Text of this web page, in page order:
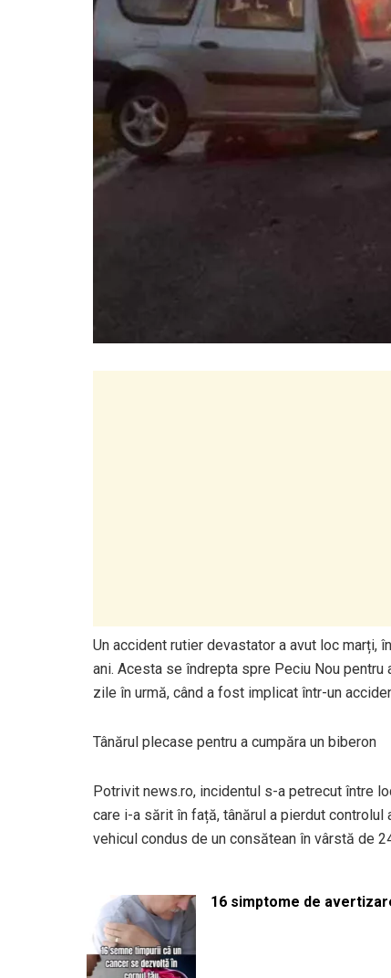
Un accident rutier devastator a avut loc marți,
ani. Acesta se îndrepta spre Peciu Nou
zile în urmă, când a fost implicat într-un
Tânărul plecase pentru a cumpăra un biberon
Potrivit news.ro, incidentul s-a petrecut între
care i-a sărit în față, tânărul a pierdut
vehicul condus de un consătean în vârstă de
16 simptome de